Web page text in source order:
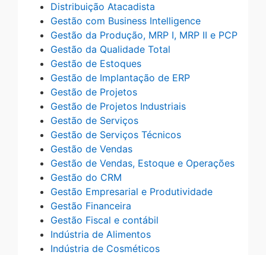
Distribuição Atacadista
Gestão com Business Intelligence
Gestão da Produção, MRP I, MRP II e PCP
Gestão da Qualidade Total
Gestão de Estoques
Gestão de Implantação de ERP
Gestão de Projetos
Gestão de Projetos Industriais
Gestão de Serviços
Gestão de Serviços Técnicos
Gestão de Vendas
Gestão de Vendas, Estoque e Operações
Gestão do CRM
Gestão Empresarial e Produtividade
Gestão Financeira
Gestão Fiscal e contábil
Indústria de Alimentos
Indústria de Cosméticos